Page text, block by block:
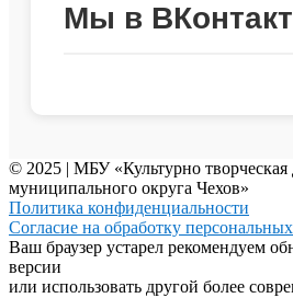
Мы в
© 2025 | МБУ «Культурно творческая
муниципального округа Чехов»
Политика конфиденциальности
Согласие на обработку
Ваш браузер устарел рекомендуем
версии
или использовать другой более